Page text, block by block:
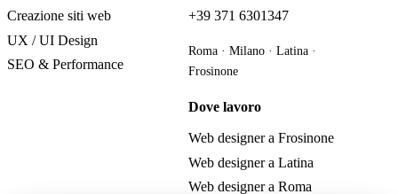
Creazione siti web
UX / UI Design
SEO & Performance
+39 371 6301347
Roma · Milano · Latina ·
Frosinone
Dove lavoro
Web designer a Frosinone
Web designer a Latina
Web designer a Roma